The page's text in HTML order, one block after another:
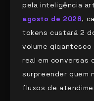
pela inteligência
agosto de 2026,
tokens custará 2
volume gigantesco
real em conversas
surpreender quem
fluxos de